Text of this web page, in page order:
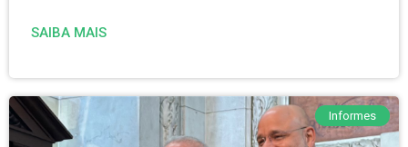
SAIBA MAIS
Informes